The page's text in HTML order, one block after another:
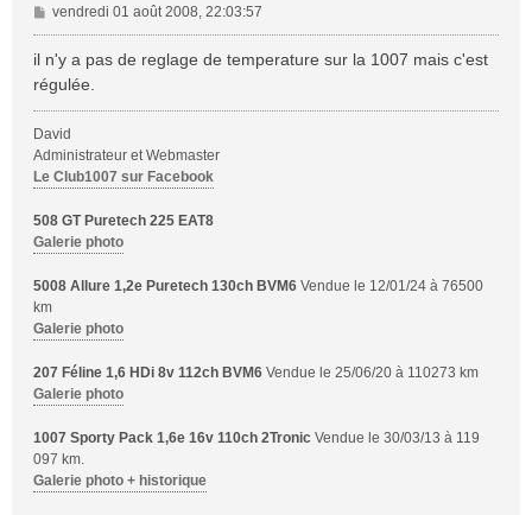
M
e
s
a
e
vendredi 01 août 2008, 22:03:57
il n'y a pas de reglage de temperature sur la 1007 mais c'est
régulée.
David
Administrateur et Webmaster
Le Club1007 sur Facebook
508 GT Puretech 225 EAT8
Galerie photo
5008 Allure 1,2e Puretech 130ch BVM6 Vendue le 12/01/24 à 76500
km
Galerie photo
207 Féline 1,6 HDi 8v 112ch BVM6 Vendue le 25/06/20 à 110273 km
Galerie photo
1007 Sporty Pack 1,6e 16v 110ch 2Tronic Vendue le 30/03/13 à 119
097 km.
Galerie photo + historique